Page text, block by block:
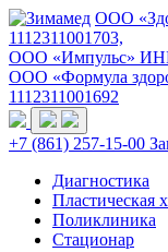
ООО
1112311001703,
ООО «Импульс»
ООО «Формула
1112311001692
+7 (861) 257-15-00
Диагностика
Пластическая
Поликлиника
Стационар